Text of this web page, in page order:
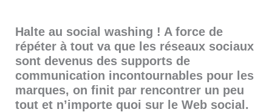
Halte au social washing ! A force de
répéter à tout va que les réseaux sociaux
sont devenus des supports de
communication incontournables pour les
marques, on finit par rencontrer un peu
tout et n’importe quoi sur le Web social.